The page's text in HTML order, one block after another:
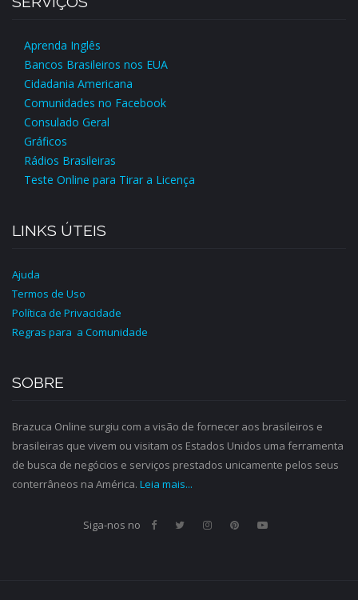
Aprenda Inglês
Bancos Brasileiros nos EUA
Cidadania Americana
Comunidades no Facebook
Consulado Geral
Gráficos
Rádios Brasileiras
Teste Online para Tirar a Licença
LINKS ÚTEIS
Ajuda
Termos de Uso
Política de Privacidade
Regras para a Comunidade
SOBRE
Brazuca Online surgiu com a visão de fornecer aos brasileiros e
brasileiras que vivem ou visitam os Estados Unidos uma ferramenta
de busca de negócios e serviços prestados unicamente pelos seus
conterrâneos na América. Leia mais...
Siga-nos no